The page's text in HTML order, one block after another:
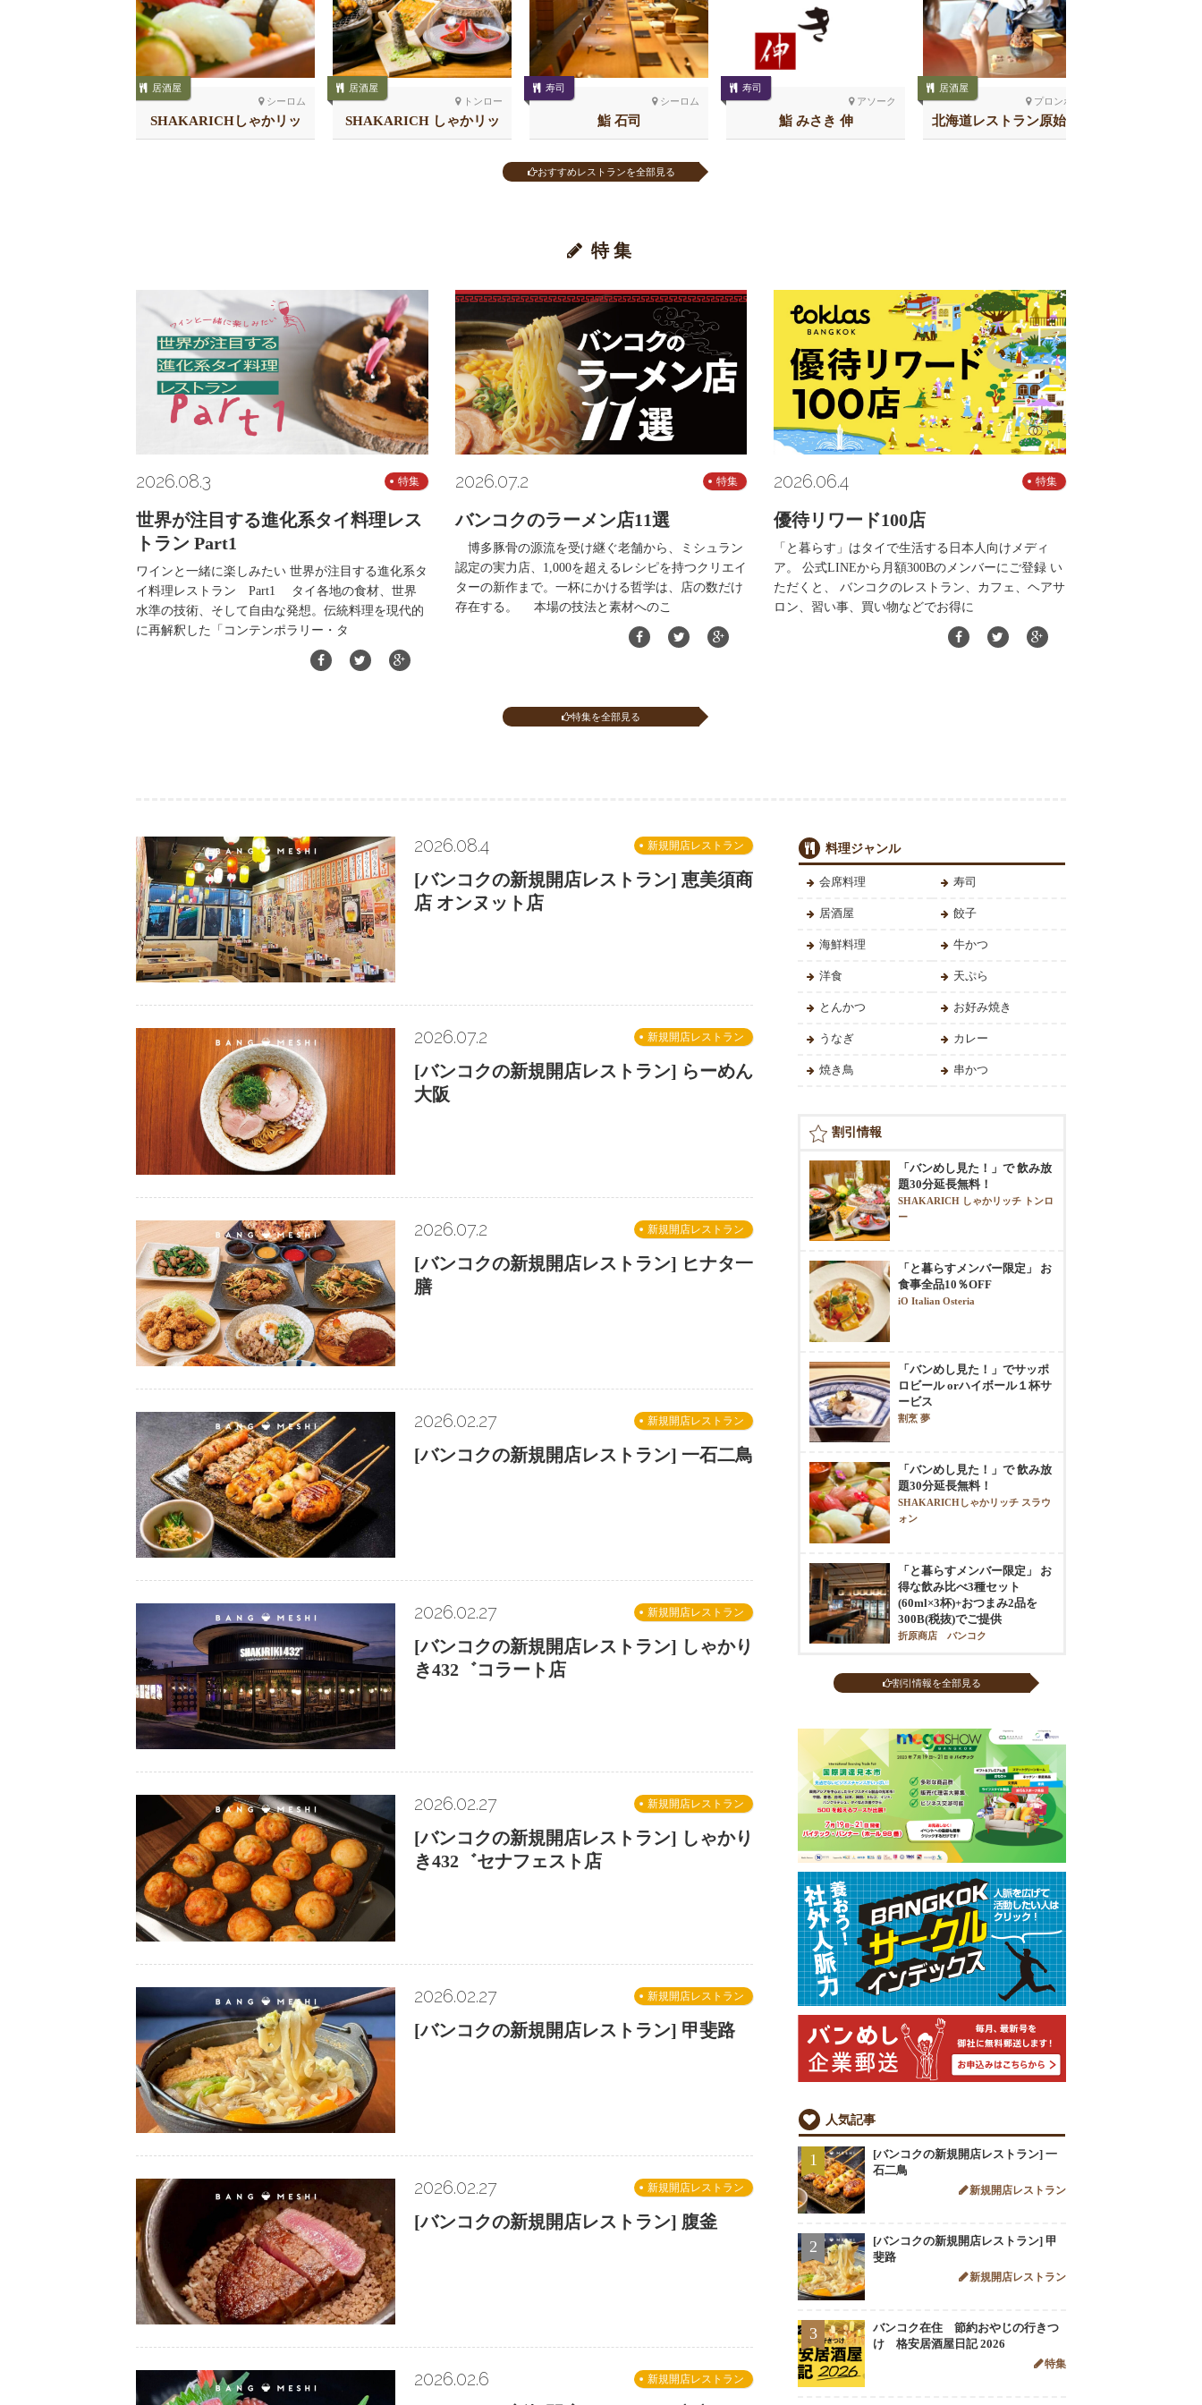
シーロム
居酒屋
SHAKARICHしゃかリッ
チ スラウォン
トンロー
居酒屋
SHAKARICH しゃかリッ
チ トンロー
シーロム
寿司
鮨 石司
アソーク
寿司
鮨 みさき 伸
プロンポン南
居酒屋
北海道レストラン原始焼き
スクンビット26
おすすめレストランを全部見る
特集
2026.08.3 特集
世界が注目する進化系タイ料理レス
トラン Part1
ワインと一緒に楽しみたい 世界が注目する進化系タ
イ料理レストラン Part1 タイ各地の食材、世界
水準の技術、そして自由な発想。伝統料理を現代的
に再解釈した「コンテンポラリー・タ
2026.07.2 特集
バンコクのラーメン店11選
博多豚骨の源流を受け継ぐ老舗から、ミシュラン
認定の実力店、1,000を超えるレシピを持つクリエイ
ターの新作まで。一杯にかける哲学は、店の数だけ
存在する。 本場の技法と素材へのこ
2026.06.4 特集
優待リワード100店
「と暮らす」はタイで生活する日本人向けメディ
ア。 公式LINEから月額300Bのメンバーにご登録 い
ただくと、 バンコクのレストラン、カフェ、ヘアサ
ロン、習い事、買い物などでお得に
特集を全部見る
料理ジャンル
会席料理 寿司
居酒屋 餃子
海鮮料理 牛かつ
洋食 天ぷら
とんかつ お好み焼き
うなぎ カレー
焼き鳥 串かつ
割引情報
「バンめし見た！」で 飲み放
題30分延長無料！
SHAKARICH しゃかリッチ トンロ
ー
「と暮らすメンバー限定」 お
食事全品10％OFF
iO Italian Osteria
「バンめし見た！」でサッポ
ロビール orハイボール１杯サ
ービス
割烹 夢
「バンめし見た！」で 飲み放
題30分延長無料！
SHAKARICHしゃかリッチ スラウ
ォン
「と暮らすメンバー限定」 お
得な飲み比べ3種セット
(60ml×3杯)+おつまみ2品を
300B(税抜)でご提供
折原商店 バンコク
割引情報を全部見る
新規開店レストラン
2026.08.4
[バンコクの新規開店レストラン] 恵美須商
店 オンヌット店
新規開店レストラン
2026.07.2
[バンコクの新規開店レストラン] らーめん
大阪
新規開店レストラン
2026.07.2
[バンコクの新規開店レストラン] ヒナタ一
膳
新規開店レストラン
2026.02.27
[バンコクの新規開店レストラン] 一石二鳥
新規開店レストラン
2026.02.27
[バンコクの新規開店レストラン] しゃかり
き432゛コラート店
新規開店レストラン
2026.02.27
[バンコクの新規開店レストラン] しゃかり
き432゛セナフェスト店
新規開店レストラン
2026.02.27
[バンコクの新規開店レストラン] 甲斐路
新規開店レストラン
2026.02.27
[バンコクの新規開店レストラン] 腹釜
新規開店レストラン
2026.02.6
人気記事
1
[バンコクの新規開店レストラン] 一
石二鳥
新規開店レストラン
2
[バンコクの新規開店レストラン] 甲
斐路
新規開店レストラン
3
バンコク在住 節約おやじの行きつ
け 格安居酒屋日記 2026
特集